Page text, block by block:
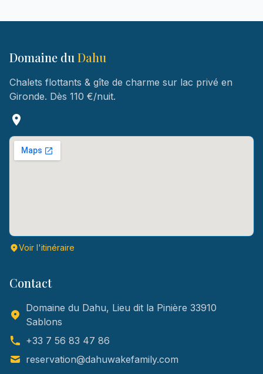
Domaine du Dahu
Chalets flottants & gîte de charme sur lac privé en
Gironde. Dès 110 €/nuit.
Voir l'itinéraire
Contact
Domaine du Dahu, Lieu dit la Pinière 33910
Sablons
+33 7 56 83 47 86
reservation@dahuwakefamily.com